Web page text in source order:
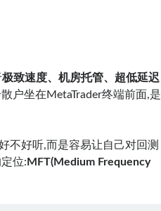
极致速度、机房托管、超低延迟
户坐在MetaTrader终端前面,是
不好听,而是容易让自己对回测
位: MFT(Medium Frequency